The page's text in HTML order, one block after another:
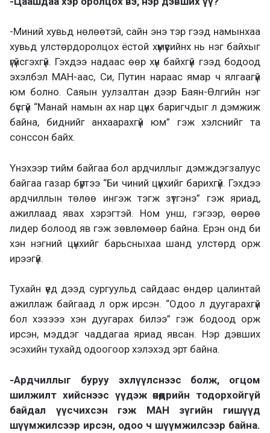
-Миний хувьд нөлөөтэй, сайн энэ тэр гээд намынхаа
хувьд улстөрдоролцох ёстой хүмүүсийнх нь нэг байхыг
үгүйсгэхгүй. Гэхдээ надаас өөр хүн байхгүй гээд бодоод
эхэлбэл МАН-аас, Си, Путин нараас ямар ч ялгаагүй
юм болно. Саяын уулзалтан дээр Баян-Өлгийн нэг
бүсгүй “Манай намын ах нар цүнх баригчдыг л дэмжиж
байна, биднийг анхаарахгүй юм” гэж хэлснийг та
сонссон байх.
Үнэхээр тийм байгаа бол ардчиллыг дэмждэгзалуус
байгаа газар бүртээ “Би чиний цүнхийг барихгүй. Гэхдээ
ардчиллын төлөө ингэж тэгж зүтгэнэ” гэж яриад,
ажиллаад явах хэрэгтэй. Ном унш, гэгээр, өөрөө
лидер болоод яв гэж зөвлөмөөр байна. Ерэн онд би
хэн нэгний цүнхийг барьсныхаа шанд улстөрд орж
ирээгүй.
Тухайн үед дээд сургуульд сайдаас өндөр цалинтай
ажиллаж байгаад л орж ирсэн. “Одоо л дуугарахгүй
бол хэзэээ хэн дуугарах билээ” гэж бодоод орж
ирсэн, мэддэг чаддагаа яриад явсан. Нэр дэвших
эсэхийн тухайд одоогоор хэлэхэд эрт байна.
-Ардчиллыг буруу эхлүүлснээс болж, огцом
шилжилт хийснээс үүдэж өнөөдрийн тодорхойгүй
байдал үүсчихсэн гэж МАН зүгийн гишүүд
шүүмжилсээр ирсэн, одоо ч шүүмжилсээр байна.